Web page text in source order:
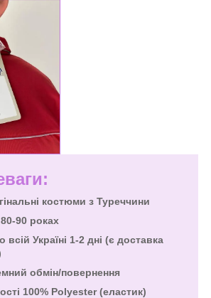
костюми з Туреччини
90 роках
всій Україні 1-2 дні (є доставка
обмін/повернення
100% Polyester (еластик)